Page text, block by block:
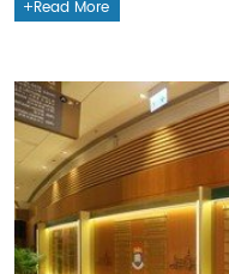
Read More